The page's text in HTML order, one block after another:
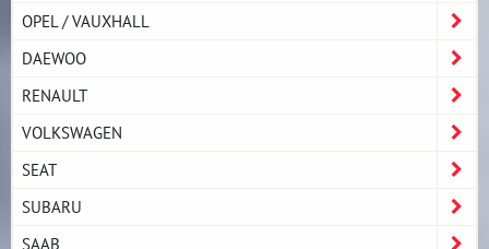
OPEL / VAUXHALL
DAEWOO
RENAULT
VOLKSWAGEN
SEAT
SUBARU
SAAB